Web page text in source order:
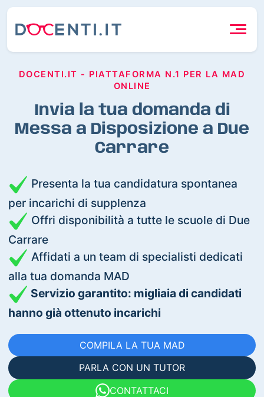
DOCENTI.IT - PIATTAFORMA N.1 PER LA MAD
ONLINE
Invia la tua domanda di
Messa a Disposizione a Due
Carrare
Presenta la tua candidatura spontanea
per incarichi di supplenza
Offri disponibilità a tutte le scuole di Due
Carrare
Affidati a un team di specialisti dedicati
alla tua domanda MAD
Servizio garantito: migliaia di candidati
hanno già ottenuto incarichi
COMPILA LA TUA MAD
PARLA CON UN TUTOR
CONTATTACI